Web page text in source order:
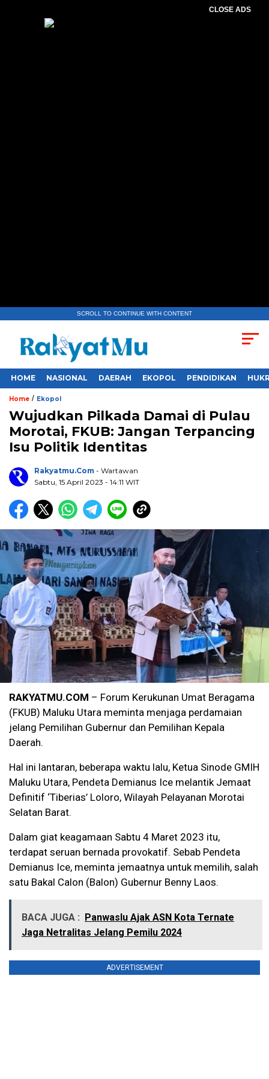
CLOSE ADS
SCROLL TO CONTINUE WITH CONTENT
HOME NASIONAL DAERAH EKOPOL PENDIDIKAN
Home / Ekopol
Wujudkan Pilkada Damai di Pulau
Morotai, FKUB: Jangan Terpancing
Isu Politik Identitas
Rakyatmu.com - Wartawan
Sabtu, 15 April 2023 - 14:11 WIT
RAKYATMU.COM – Forum Kerukunan Umat Beragama
(FKUB) Maluku Utara meminta menjaga perdamaian
jelang Pemilihan Gubernur dan Pemilihan Kepala
Daerah.
Hal ini lantaran, beberapa waktu lalu, Ketua Sinode GMIH
Maluku Utara, Pendeta Demianus Ice melantik Jemaat
Definitif ‘Tiberias’ Loloro, Wilayah Pelayanan Morotai
Selatan Barat.
Dalam giat keagamaan Sabtu 4 Maret 2023 itu,
terdapat seruan bernada provokatif. Sebab Pendeta
Demianus Ice, meminta jemaatnya untuk memilih, salah
satu Bakal Calon (Balon) Gubernur Benny Laos.
BACA JUGA : Panwaslu Ajak ASN Kota Ternate
Jaga Netralitas Jelang Pemilu 2024
ADVERTISEMENT